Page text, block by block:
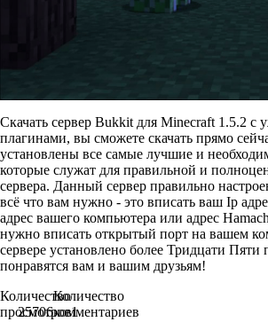
Скачать сервер Bukkit для Minecraft 1.5.2 с
плагинами, вы сможете скачать прямо
установлены все самые лучшие и
которые служат для правильной и
сервера. Данный сервер правильно
всё что вам нужно - это вписать ваш Ip
адрес вашего компьютера или адрес
нужно вписать открытый порт на вашем
сервере установлено более Тридцати Пяти
понравятся вам и вашим друзьям!
Количество
просмотров
25706
Количество
комментариев
1